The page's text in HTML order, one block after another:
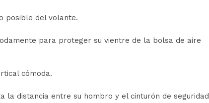
posible del volante.
para proteger su vientre de la bolsa de aire
cómoda.
la distancia entre su hombro y el cinturón de seguridad